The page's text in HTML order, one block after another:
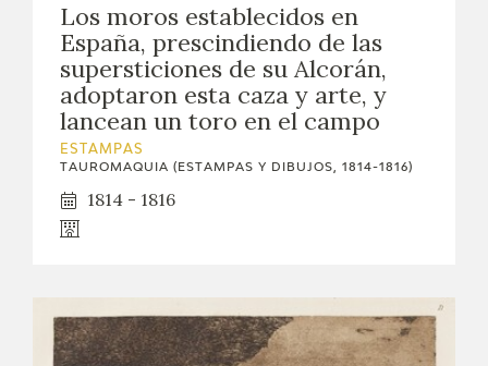
Los moros establecidos en
España, prescindiendo de las
supersticiones de su Alcorán,
adoptaron esta caza y arte, y
lancean un toro en el campo
ESTAMPAS
TAUROMAQUIA (ESTAMPAS Y DIBUJOS, 1814-1816)
1814 - 1816